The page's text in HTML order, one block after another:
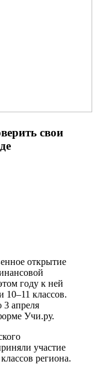
свои
открытие
году к ней
10–11 классов.
апреля
Учи.ру.
участие
региона.